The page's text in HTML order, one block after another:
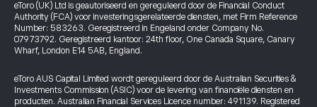
eToro (UK) Ltd is geautoriseerd en gereguleerd door de Financial Conduct
Authority (FCA) voor investeringsgerelateerde diensten, met Firm Reference
Number: 583263. Geregistreerd in Engeland onder Company No.
07973792. Geregistreerd kantoor: 24th floor, One Canada Square, Canary
Wharf, London E14 5AB, England.
eToro AUS Capital Limited wordt gereguleerd door de Australian Securities &
Investments Commission (ASIC) voor de levering van financiële diensten en
producten. Australian Financial Services Licence number: 491139. Registered